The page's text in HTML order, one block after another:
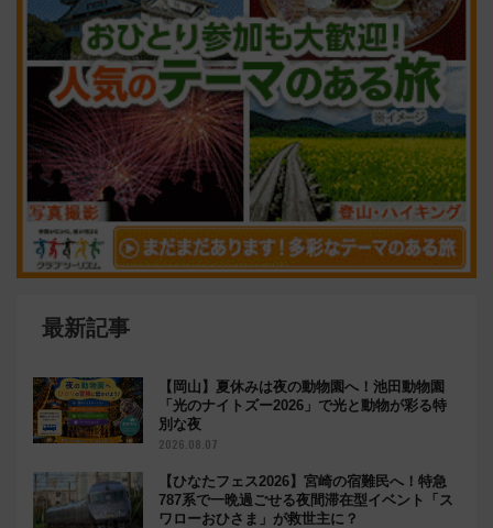
最新記事
【岡山】夏休みは夜の動物園へ！池田動物園
「光のナイトズー2026」で光と動物が彩る特
別な夜
2026.08.07
【ひなたフェス2026】宮崎の宿難民へ！特急
787系で一晩過ごせる夜間滞在型イベント「ス
ワローおひさま」が救世主に？